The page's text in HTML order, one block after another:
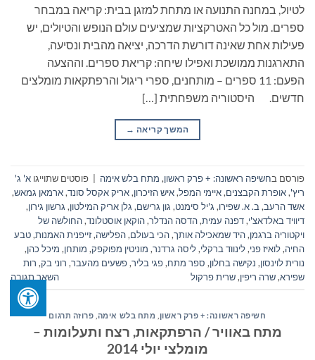
לטיול, במחנה התנועה או מתחת למזגן בבית: קריאה במבחר
ספרים. מול כל האטרקציות שמציעים עולם הנופש והטיולים, יש
פעילות אחת שאינה דורשת הדרכה, יציאה מהבית ונסיעה,
התארגנות ממושכת ואפילו שיחה: קריאת ספרים. וההצעה
הפעם: 11 ספרים – מותחנים, ספרי ריגול והרפתקאות מומלצים
חדשים. היסטוריה משפחתית […]
המשך קריאה →
פורסם בחשיפה ראשונה: + פרק ראשון, מתח בלש אימה | פוסטים שתוייגו א' ג'
ריץ',אופרת הקבצנים,איימי המפל,איש הזיכרון,אריק אקסל סונד,ארמאן גמאש,
אשד הרעב, ב. א. שפירו, ג'יל סימנט, גון גרישם, גלן אריק המילטון, גרשון גירון,
דיוויד באלדאצ'י,דפנה עמית,הדסה הנדלר,הוקאן אוסטלונד,החולשה של
ויקטוריה ברגמן,היד שמאכילה אותך,הכי בעולם,הפלישה,זייפנית האמנות,טבע
החיה,לואיז פני,לינווד ברקלי,ליסה גרדנר, מוניטין מפוקפק, מותחן, מיכל כהן,
נורית לוינסון, נקישה בחלון, ספר מתח,פגי בליר,פשעים מהעבר, רוני בק, רות
שפירא,שרה ריפין,שרית פרקול השאר תגובה
חשיפה ראשונה: + פרק ראשון מתח בלש אימה פרוזה תרגום
מתח באוויר / הרפתקאות, רצח ותעלומות –
מומלצי יולי 2014